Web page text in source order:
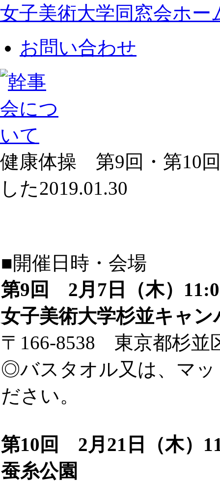
女子美術大学同窓会ホー
お問い合わせ
健康体操 第9回・第10
した2019.01.30
■開催日時・会場
第9回 2月7日（木）
女子美術大学杉並キャン
〒166-8538 東京都杉並
◎バスタオル又は、マッ
ださい。
第10回 2月21日（木）
蚕糸公園